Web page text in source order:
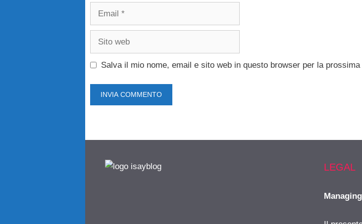
Salva il mio nome, email e sito web in questo browser per la
LEGAL